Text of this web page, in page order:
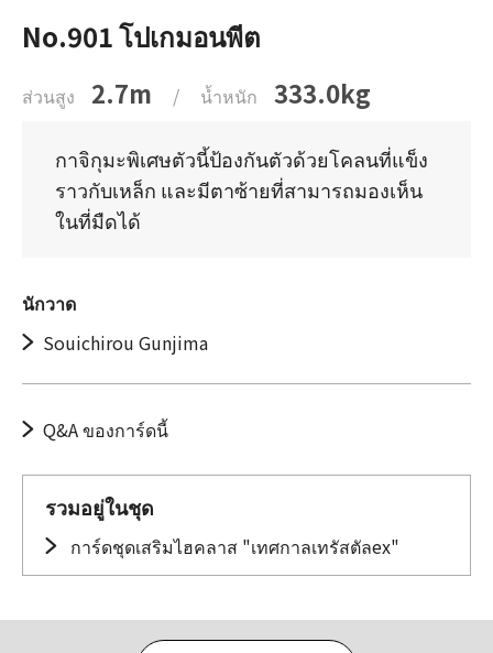
No.901 โปเกมอนพีต
ส่วนสูง 2.7m / น้ำหนัก 333.0kg
กาจิกุมะพิเศษตัวนี้ป้องกันตัวด้วยโคลนที่แข็ง
ราวกับเหล็ก และมีตาซ้ายที่สามารถมองเห็น
ในที่มืดได้
นักวาด
Souichirou Gunjima
Q&A ของการ์ดนี้
รวมอยู่ในชุด
การ์ดชุดเสริมไฮคลาส "เทศกาลเทรัสตัลex"